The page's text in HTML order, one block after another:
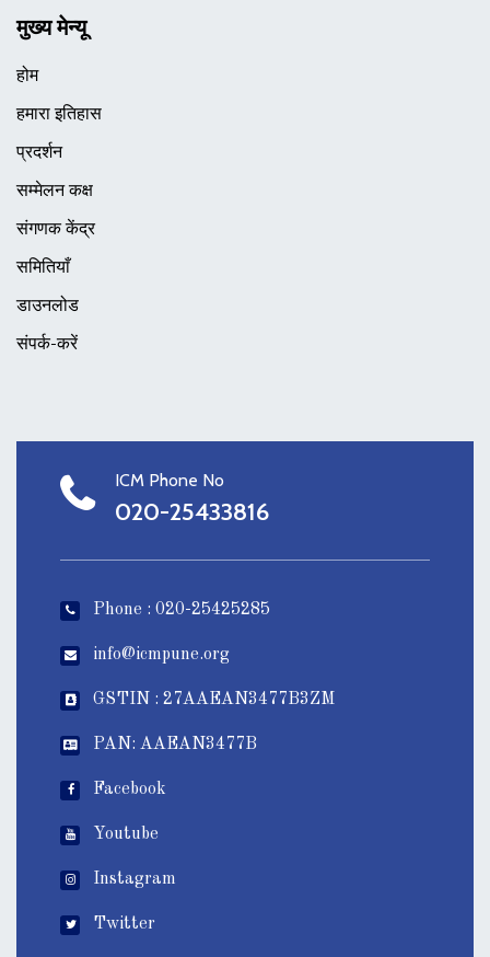
मुख्य मेन्यू
होम
हमारा इतिहास
प्रदर्शन
सम्मेलन कक्ष
संगणक केंद्र
समितियाँ
डाउनलोड
संपर्क-करें
ICM Phone No
020-25433816
Phone : 020-25425285
info@icmpune.org
GSTIN : 27AAEAN3477B3ZM
PAN: AAEAN3477B
Facebook
Youtube
Instagram
Twitter